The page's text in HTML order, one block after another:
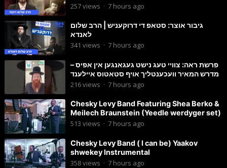
257views · 7 hours ago
גיבור אוצר: סטאפ די דרוקעניש | הרב שלום
לאנדא
341 views · 7 hours ago
פרשת ראה: צוויי טעג נישט געגאנגען אין אפיס –
מדרש המאיר וועכענטליך אויף סטאטוס איילענד
216views · 7 hours ago
Chesky Levy Band Featuring Shea Berko &
Meilech Braunstein (Yeedle werdyger set)
513 views · 7 hours ago
Chesky Levy Band ( I can be) Yaakov
shwekey Instrumental
358views · 7 hours ago